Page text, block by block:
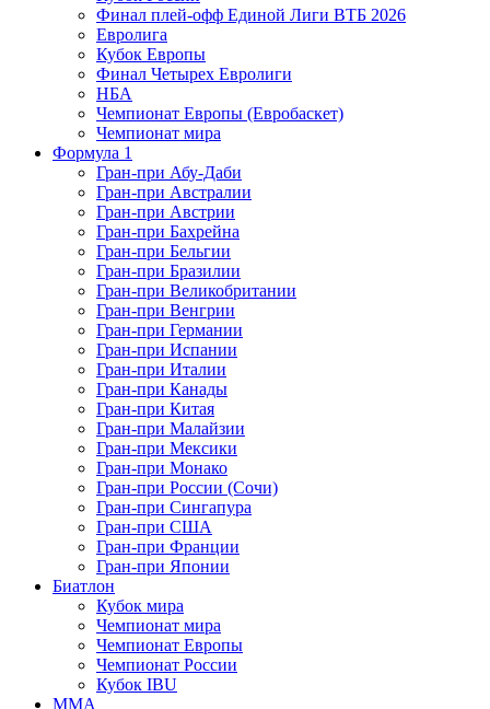
Финал плей-офф Единой Лиги ВТБ 2026
Евролига
Кубок Европы
Финал Четырех Евролиги
НБА
Чемпионат Европы (Евробаскет)
Чемпионат мира
Формула 1
Гран-при Абу-Даби
Гран-при Австралии
Гран-при Австрии
Гран-при Бахрейна
Гран-при Бельгии
Гран-при Бразилии
Гран-при Великобритании
Гран-при Венгрии
Гран-при Германии
Гран-при Испании
Гран-при Италии
Гран-при Канады
Гран-при Китая
Гран-при Малайзии
Гран-при Мексики
Гран-при Монако
Гран-при России (Сочи)
Гран-при Сингапура
Гран-при США
Гран-при Франции
Гран-при Японии
Биатлон
Кубок мира
Чемпионат мира
Чемпионат Европы
Чемпионат России
Кубок IBU
MMA